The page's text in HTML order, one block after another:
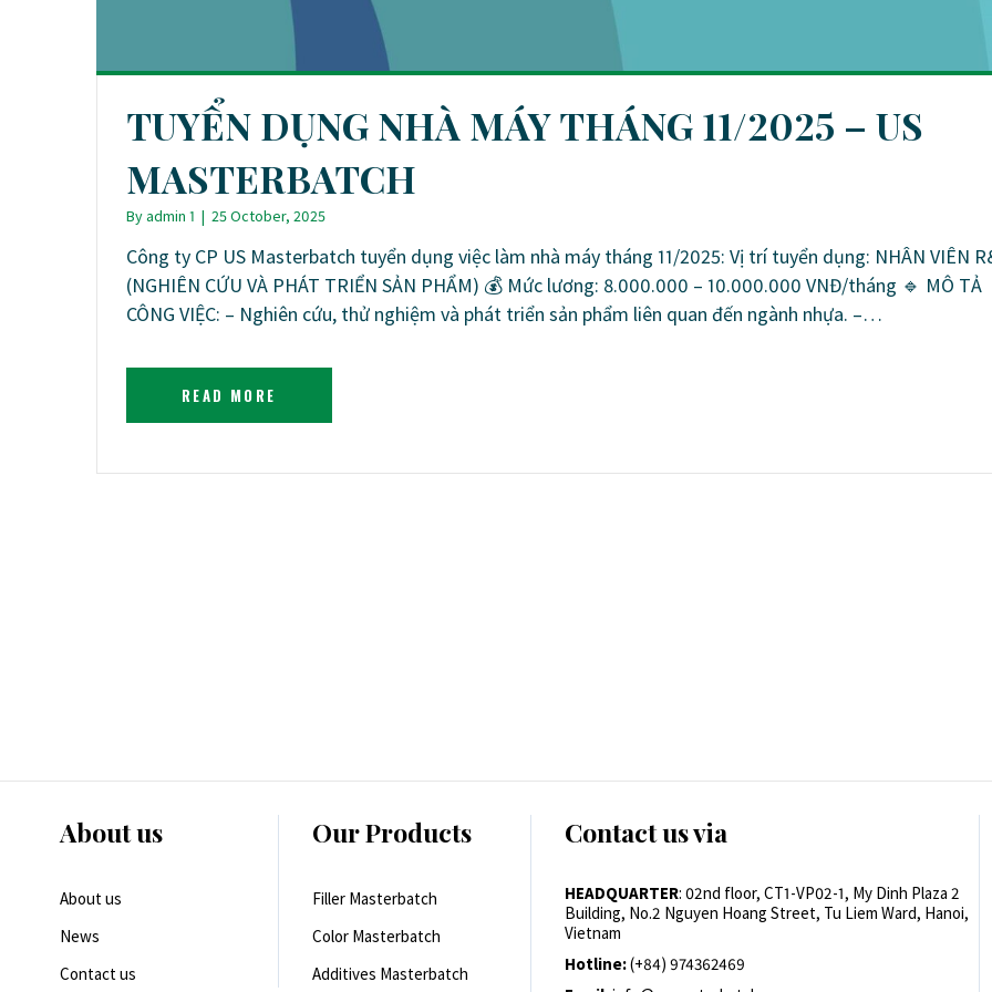
TUYỂN DỤNG NHÀ MÁY THÁNG 11/2025 – US
MASTERBATCH
Byadmin 1 | 25 October, 2025
Công ty CP US Masterbatch tuyển dụng việc làm nhà máy tháng 11/2025: Vị trí tuyển dụng: NHÂN VIÊN
(NGHIÊN CỨU VÀ PHÁT TRIỂN SẢN PHẨM) 💰 Mức lương: 8.000.000 – 10.000.000 VNĐ/tháng 🔹 MÔ TẢ
CÔNG VIỆC: – Nghiên cứu, thử nghiệm và phát triển sản phẩm liên quan đến ngành nhựa. –…
READ MORE
About us
About us
News
Contact us
Our Products
Filler Masterbatch
Color Masterbatch
Additives Masterbatch
Contact us via
HEADQUARTER: 02nd floor, CT1-VP02-1, My Dinh Plaza 2
Building, No.2 Nguyen Hoang Street, Tu Liem Ward, Hanoi,
Vietnam
Hotline:(+84) 974362469